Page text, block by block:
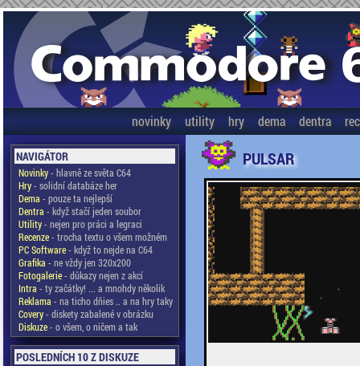
novinky utility hry dema dentra
NAVIGÁTOR
Novinky- hlavně ze světa C64
Hry- solidní databáze her
Dema - pouze ta nejlepší
Dentra - když stačí jeden soubor
Utility- nejen pro práci a legraci
Recenze- trocha textu o všem možném
PC Software- když to nejde na C64
Grafika - ne vždy jen 320x200
Fotogalerie- důkazy nejen z akcí
Intra - ty začátky! ... a mnohdy několik
Reklama - na ticho dňies .. a na hry taky
Covery- diskety zabalené v obrázku
Diskuze- o všem, o ničem a tak
POSLEDNÍCH 10 Z DISKUZE
PULSAR